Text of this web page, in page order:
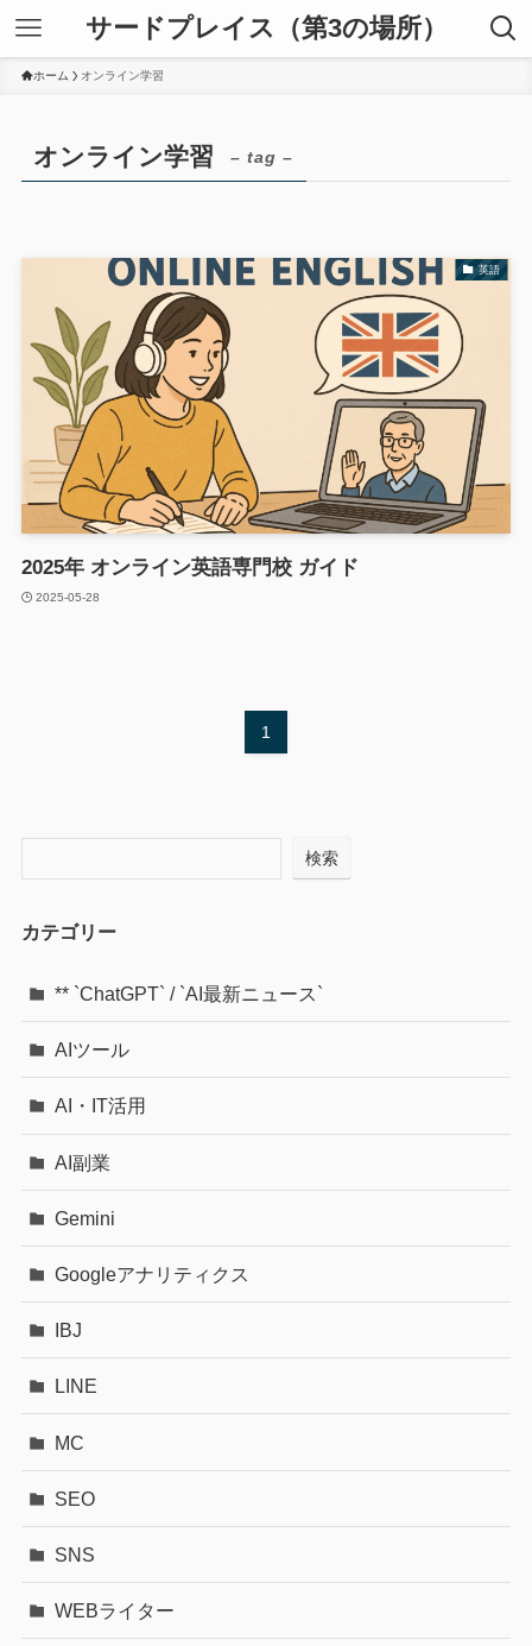
サードプレイス（第3の場所）
ホーム オンライン学習
オンライン学習 – tag –
英語
2025年 オンライン英語専門校 ガイド
2025-05-28
1
検索
カテゴリー
** `ChatGPT` / `AI最新ニュース`
AIツール
AI・IT活用
AI副業
Gemini
Googleアナリティクス
IBJ
LINE
MC
SEO
SNS
WEBライター